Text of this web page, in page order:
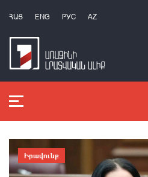
ՀԱՅ ENG РУС AZ
Իրավունք